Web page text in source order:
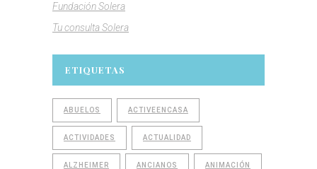
Fundación Solera
Tu consulta Solera
ETIQUETAS
ABUELOS ACTIVEENCASA
ACTIVIDADES ACTUALIDAD
ALZHEIMER ANCIANOS ANIMACIÓN